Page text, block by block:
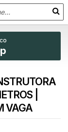
|
VAGA